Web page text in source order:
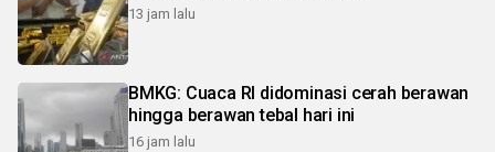
13 jam lalu
BMKG: Cuaca RI didominasi cerah berawan
hingga berawan tebal hari ini
16 jam lalu